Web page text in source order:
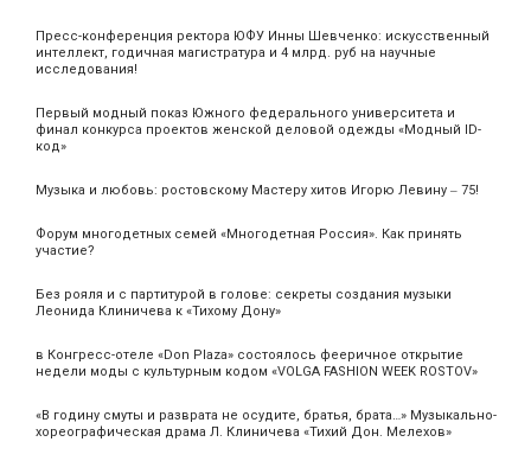
Пресс-конференция ректора ЮФУ Инны Шевченко: искусственный
интеллект, годичная магистратура и 4 млрд. руб на научные
исследования!
Первый модный показ Южного федерального университета и
финал конкурса проектов женской деловой одежды «Модный ID-
код»
Музыка и любовь: ростовскому Мастеру хитов Игорю Левину ‒ 75!
Форум многодетных семей «Многодетная Россия». Как принять
участие?
Без рояля и с партитурой в голове: секреты создания музыки
Леонида Клиничева к «Тихому Дону»
в Конгресс-отеле «Don Plaza» состоялось фееричное открытие
недели моды с культурным кодом «VOLGA FASHION WEEK ROSTOV»
«В годину смуты и разврата не осудите, братья, брата…» Музыкально-
хореографическая драма Л. Клиничева «Тихий Дон. Мелехов»